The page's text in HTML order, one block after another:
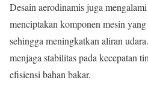
Desain aerodinamis juga
menciptakan komponen mesin
sehingga meningkatkan aliran
menjaga stabilitas pada kecepatan
efisiensi bahan bakar.